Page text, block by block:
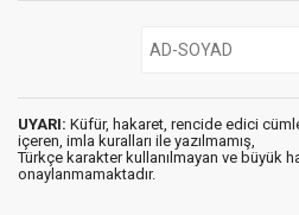
UYARI: Küfür, hakaret, rencide edici
içeren, imla kuralları ile yazılmamış,
Türkçe karakter kullanılmayan ve büyük
onaylanmamaktadır.